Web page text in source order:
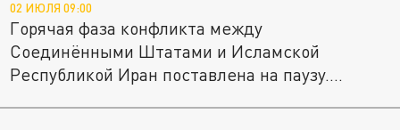
02 ИЮЛЯ 09:00
Горячая фаза конфликта между
Соединёнными Штатами и Исламской
Республикой Иран поставлена на паузу.